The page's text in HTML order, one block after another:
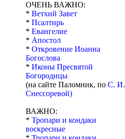
ОЧЕНЬ ВАЖНО:
* Ветхий Завет
* Псалтирь
* Евангелие
* Апостол
* Откровение Иоанна
Богослова
* Иконы Пресвятой
Богородицы
(на сайте Паломник, по С. И.
Снессоревой)
ВАЖНО:
* Тропари и кондаки
воскресные